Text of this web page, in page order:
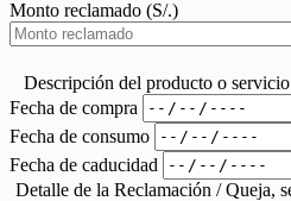
Monto reclamado (S/.)
Descripción del producto o servicio
Fecha de compra
Fecha de consumo
Fecha de caducidad
Detalle de la Reclamación / Queja,